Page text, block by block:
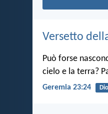
Versetto
Può forse
cielo e la terra?
Geremia 23:24 Dio